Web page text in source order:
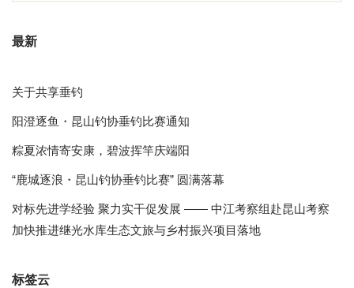
最新
关于共享垂钓
阳澄逐鱼・昆山钓协垂钓比赛通知
粽夏浓情寄安康，碧波挥竿庆端阳
“鹿城逐浪・昆山钓协垂钓比赛” 圆满落幕
对标先进学经验 聚力实干促发展 —— 中江考察组赴昆山考察
加快推进继光水库生态文旅与乡村振兴项目落地
标签云